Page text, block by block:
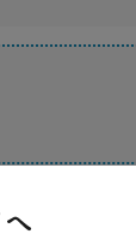
会社規模